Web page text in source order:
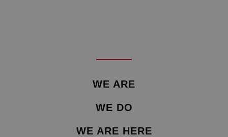
WE ARE
WE DO
WE ARE HERE